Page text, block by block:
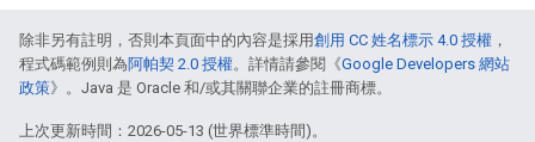
除非另有註明，否則本頁面中的內容是採用創用 CC 姓名標示 4.0 授權 ，
程式碼範例則為阿帕契 2.0 授權。詳情請參閱《Google Developers 網站
政策》。Java 是 Oracle 和/或其關聯企業的註冊商標。
上次更新時間：2026-05-13 (世界標準時間)。